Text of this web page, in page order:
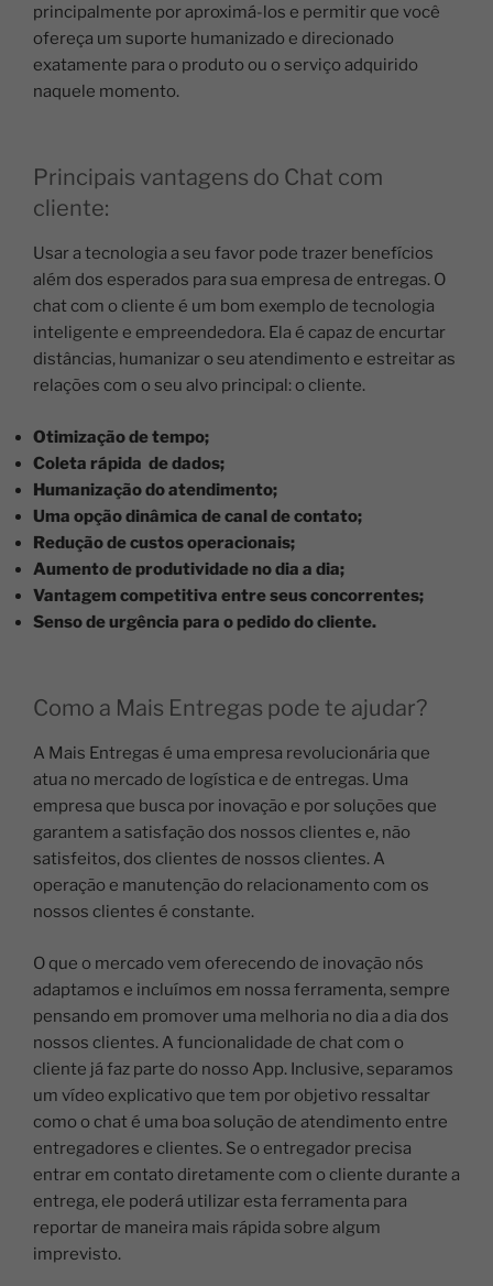
principalmente por aproximá-los e permitir que você
ofereça um suporte humanizado e direcionado
exatamente para o produto ou o serviço adquirido
naquele momento.
Principais vantagens do Chat com
cliente:
Usar a tecnologia a seu favor pode trazer benefícios
além dos esperados para sua empresa de entregas. O
chat com o cliente é um bom exemplo de tecnologia
inteligente e empreendedora. Ela é capaz de encurtar
distâncias, humanizar o seu atendimento e estreitar as
relações com o seu alvo principal: o cliente.
Otimização de tempo;
Coleta rápida de dados;
Humanização do atendimento;
Uma opção dinâmica de canal de contato;
Redução de custos operacionais;
Aumento de produtividade no dia a dia;
Vantagem competitiva entre seus concorrentes;
Senso de urgência para o pedido do cliente.
Como a Mais Entregas pode te ajudar?
A Mais Entregas é uma empresa revolucionária que
atua no mercado de logística e de entregas. Uma
empresa que busca por inovação e por soluções que
garantem a satisfação dos nossos clientes e, não
satisfeitos, dos clientes de nossos clientes. A
operação e manutenção do relacionamento com os
nossos clientes é constante.
O que o mercado vem oferecendo de inovação nós
adaptamos e incluímos em nossa ferramenta, sempre
pensando em promover uma melhoria no dia a dia dos
nossos clientes. A funcionalidade de chat com o
cliente já faz parte do nosso App. Inclusive, separamos
um vídeo explicativo que tem por objetivo ressaltar
como o chat é uma boa solução de atendimento entre
entregadores e clientes. Se o entregador precisa
entrar em contato diretamente com o cliente durante a
entrega, ele poderá utilizar esta ferramenta para
reportar de maneira mais rápida sobre algum
imprevisto.